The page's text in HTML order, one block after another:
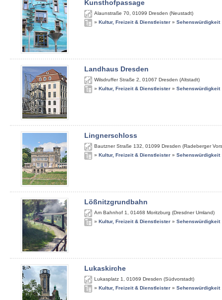
Kunsthofpassage
Alaunstraße 70 01099 Dresden (Neustadt)
» Kultur, Freizeit & Dienstleister » Sehenswürdigkeit
Landhaus Dresden
Wilsdruffer Straße 2 01067 Dresden (Altstadt)
» Kultur, Freizeit & Dienstleister » Sehenswürdigkeit
Lingnerschloss
Bautzner Straße 132 01099 Dresden (Radeberger
» Kultur, Freizeit & Dienstleister » Sehenswürdigkeit
Lößnitzgrundbahn
Am Bahnhof 1 01468 Moritzburg (Dresdner Umland)
» Kultur, Freizeit & Dienstleister » Sehenswürdigkeit
Lukaskirche
Lukasplatz 1 01069 Dresden (Südvorstadt)
» Kultur, Freizeit & Dienstleister » Sehenswürdigkeit